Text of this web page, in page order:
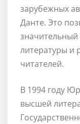
зарубежных
Данте. Это
значительный
литературы и
читателей.
В 1994 году
высшей